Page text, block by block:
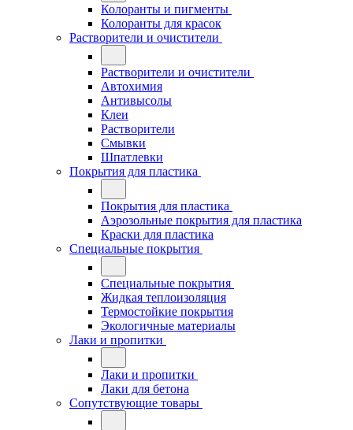
Колоранты и пигменты
Колоранты для красок
Растворители и очистители
Растворители и очистители
Автохимия
Антивысолы
Клеи
Растворители
Смывки
Шпатлевки
Покрытия для пластика
Покрытия для пластика
Аэрозольные покрытия для пластика
Краски для пластика
Специальные покрытия
Специальные покрытия
Жидкая теплоизоляция
Термостойкие покрытия
Экологичные материалы
Лаки и пропитки
Лаки и пропитки
Лаки для бетона
Сопутствующие товары